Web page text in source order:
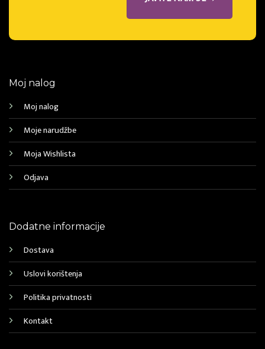
Moj nalog
Moj nalog
Moje narudžbe
Moja Wishlista
Odjava
Dodatne informacije
Dostava
Uslovi korištenja
Politika privatnosti
Kontakt